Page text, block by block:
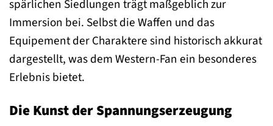
spärlichen Siedlungen trägt maßgeblich zur
Immersion bei. Selbst die Waffen und das
Equipement der Charaktere sind historisch akkurat
dargestellt, was dem Western-Fan ein besonderes
Erlebnis bietet.
Die Kunst der Spannungserzeugung